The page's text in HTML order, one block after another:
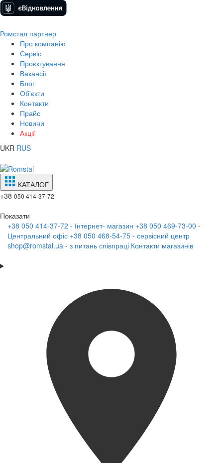
Ромстал партнер
Про компанію
Сервіс
Проєктування
Вакансії
Блог
Об'єкти
Контакти
Прайс
Новини
Акції
UKR RUS
КАТАЛОГ
+38 050 414-37-72
Показати
+38 050 414-37-72 - Інтернет- магазин +38 050 469-73-00 -
Центральний офіс +38 050 468-54-75 - сервісний центр
shop@romstal.ua - з питань співпраці Контакти магазинів